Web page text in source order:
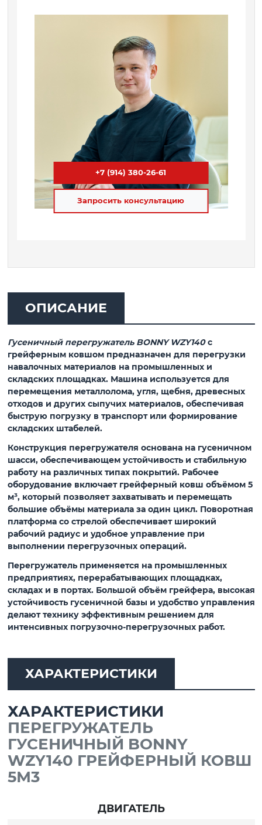
+7 (914) 380-26-61
Запросить консультацию
ОПИСАНИЕ
Гусеничный перегружатель BONNY WZY140с
грейферным ковшом предназначен для перегрузки
навалочных материалов на промышленных и
складских площадках. Машина используется для
перемещения металлолома, угля, щебня, древесных
отходов и других сыпучих материалов, обеспечивая
быструю погрузку в транспорт или формирование
складских штабелей.
Конструкция перегружателя основана на гусеничном
шасси, обеспечивающем устойчивость и стабильную
работу на различных типах покрытий. Рабочее
оборудование включает грейферный ковш объёмом 5
м³, который позволяет захватывать и перемещать
большие объёмы материала за один цикл. Поворотная
платформа со стрелой обеспечивает широкий
рабочий радиус и удобное управление при
выполнении перегрузочных операций.
Перегружатель применяется на промышленных
предприятиях, перерабатывающих площадках,
складах и в портах. Большой объём грейфера, высокая
устойчивость гусеничной базы и удобство управления
делают технику эффективным решением для
интенсивных погрузочно-перегрузочных работ.
ХАРАКТЕРИСТИКИ
ХАРАКТЕРИСТИКИ
ПЕРЕГРУЖАТЕЛЬ
ГУСЕНИЧНЫЙ BONNY
WZY140 ГРЕЙФЕРНЫЙ КОВШ
5М3
ДВИГАТЕЛЬ